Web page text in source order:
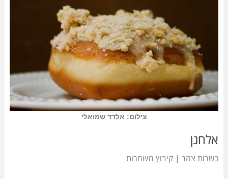
צילום: אלדד שמואלי
אלחנן
כשרות צהר | קיבוץ משמרות